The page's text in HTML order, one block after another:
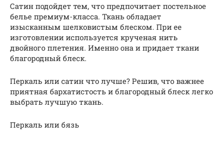
Сатин подойдет тем, что предпочитает постельное
белье премиум-класса. Ткань обладает
изысканным шелковистым блеском. При ее
изготовлении используется крученая нить
двойного плетения. Именно она и придает ткани
благородный блеск.
Перкаль или сатин что лучше? Решив, что важнее
приятная бархатистость и благородный блеск легко
выбрать лучшую ткань.
Перкаль или бязь